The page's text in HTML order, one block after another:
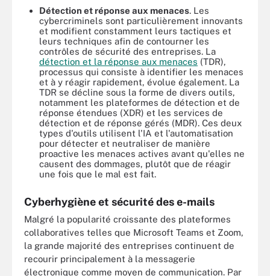
Détection et réponse aux menaces. Les
cybercriminels sont particulièrement innovants
et modifient constamment leurs tactiques et
leurs techniques afin de contourner les
contrôles de sécurité des entreprises. La
détection et la réponse aux menaces (TDR),
processus qui consiste à identifier les menaces
et à y réagir rapidement, évolue également. La
TDR se décline sous la forme de divers outils,
notamment les plateformes de détection et de
réponse étendues (XDR) et les services de
détection et de réponse gérés (MDR). Ces deux
types d'outils utilisent l'IA et l'automatisation
pour détecter et neutraliser de manière
proactive les menaces actives avant qu'elles ne
causent des dommages, plutôt que de réagir
une fois que le mal est fait.
Cyberhygiène et sécurité des e-mails
Malgré la popularité croissante des plateformes
collaboratives telles que Microsoft Teams et Zoom,
la grande majorité des entreprises continuent de
recourir principalement à la messagerie
électronique comme moyen de communication. Par